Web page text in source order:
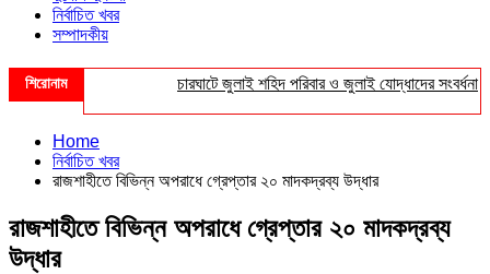
নির্বাচিত খবর
সম্পাদকীয়
শিরোনাম চারঘাটে জুলাই শহিদ পরিবার ও জুলাই যোদ্ধাদের সংবর্ধনা
Home
নির্বাচিত খবর
রাজশাহীতে বিভিন্ন অপরাধে গ্রেপ্তার ২০ মাদকদ্রব্য উদ্ধার
রাজশাহীতে বিভিন্ন অপরাধে গ্রেপ্তার ২০ মাদকদ্রব্য
উদ্ধার